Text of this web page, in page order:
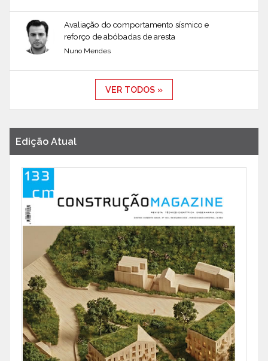
Avaliação do comportamento sísmico e
reforço de abóbadas de aresta
Nuno Mendes
VER TODOS »
Edição Atual